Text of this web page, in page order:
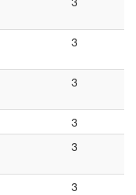
3
3
3
3
3